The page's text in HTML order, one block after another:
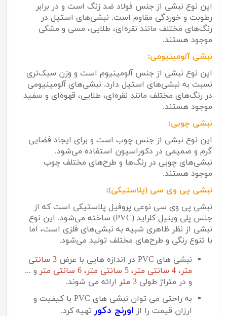
این نوع نبشی از جنس فولاد ضد زنگ است و در برابر
رطوبت و خوردگی مقاوم است. نبشی‌های استیل در
رنگ‌های مختلف مانند نقره‌ای، طلایی، مسی و مشکی
موجود هستند.
نبشی آلومینیومی:
این نوع نبشی از جنس آلومینیوم است و وزن سبک‌تری
نسبت به نبشی‌های استیل دارد. نبشی‌های آلومینیومی
در رنگ‌های مختلف مانند نقره‌ای، طلایی، قهوه‌ای و سفید
موجود هستند.
نبشی چوبی:
این نوع نبشی از جنس چوب است و برای ایجاد فضایی
گرم و صمیمی در دکوراسیون استفاده می‌شود.
نبشی‌های چوبی در رنگ‌ها و طرح‌های مختلف چوب
موجود هستند.
نبشی پی وی سی (پلاستیکی):
نبشی پی وی سی نوعی پروفیل پلاستیکی است که از
جنس پلی وینیل کلراید (PVC) ساخته می‌شود. این نوع
نبشی از نظر ظاهری شبیه به نبشی‌های فلزی است، اما
با تنوع رنگی و طرح‌های مختلف تولید می‌شود.
نبشی های PVC در اندازه هایی با عرض
3 سانتی
متر، 4 سانتی متر، 5 سانتی متر، 6 سانتی متر
و ...
و در متراژ طولی 3 متر
ارائه می شوند.
به راحتی می توان نبشی های PVC با کیفیت و
ارزان قیمت را از اورنج دکور تهیه کرد.